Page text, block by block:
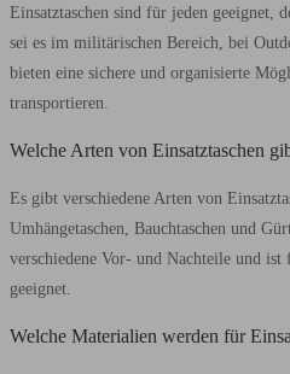
Einsatztaschen sind für jeden geeignet,
sei es im militärischen Bereich, bei
bieten eine sichere und organisierte
transportieren.
Welche Arten von Einsatztaschen
Es gibt verschiedene Arten von
Umhängetaschen, Bauchtaschen und
verschiedene Vor- und Nachteile und
geeignet.
Welche Materialien werden für